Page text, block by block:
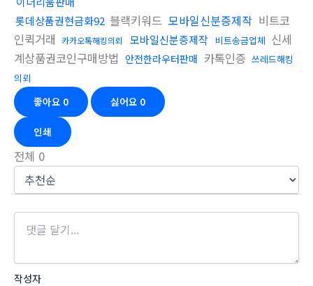
롯데상품권현금화92 블랙키워드 모바일신분증제작 비트코
인퀵거래 카카오톡해킹의뢰 모바일신분증제작 비트송금업체 신세
계상품권코인구매방법 안전한라우터판매 카톡인증 쓰레드해킹
의뢰
좋아요 0 싫어요 0
인쇄
전체 0
작성자